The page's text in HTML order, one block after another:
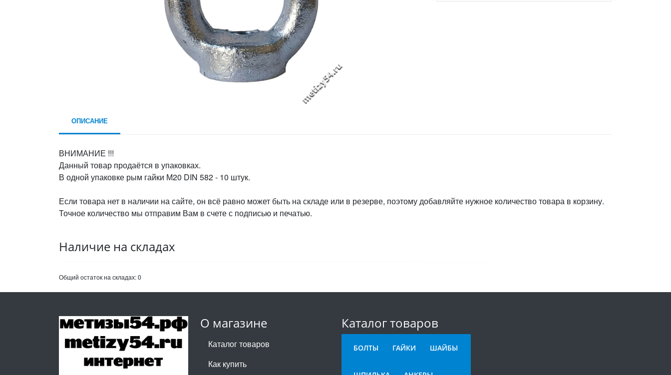
ОПИСАНИЕ
ВНИМАНИЕ !!!
Данный товар продаётся в упаковках.
В одной упаковке рым гайки М20 DIN 582 - 10 штук.
Если товара нет в наличии на сайте, он всё равно может быть на складе или в резерве, поэтому добавляйте нужное количество товара в корзину.
Точное количество мы отправим Вам в счете с подписью и печатью.
Наличие на складах
Общий остаток на складах:0
О магазине
Каталог товаров
Как купить
Каталог товаров
БОЛТЫ ГАЙКИ ШАЙБЫ